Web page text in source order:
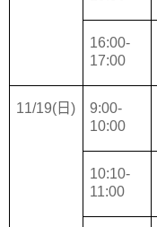
16:00-
17:00
11/19( 日)
9:00-
10:00
10:10-
11:00